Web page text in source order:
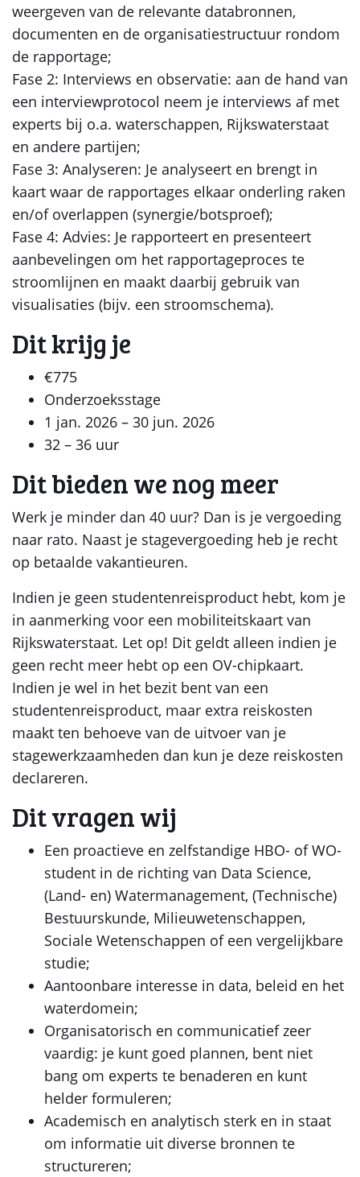
weergeven van de relevante databronnen,
documenten en de organisatiestructuur rondom
de rapportage;
Fase 2: Interviews en observatie: aan de hand van
een interviewprotocol neem je interviews af met
experts bij o.a. waterschappen, Rijkswaterstaat
en andere partijen;
Fase 3: Analyseren: Je analyseert en brengt in
kaart waar de rapportages elkaar onderling raken
en/of overlappen (synergie/botsproef);
Fase 4: Advies: Je rapporteert en presenteert
aanbevelingen om het rapportageproces te
stroomlijnen en maakt daarbij gebruik van
visualisaties (bijv. een stroomschema).
Dit krijg je
€775
Onderzoeksstage
1 jan. 2026 – 30 jun. 2026
32 – 36 uur
Dit bieden we nog meer
Werk je minder dan 40 uur? Dan is je vergoeding
naar rato. Naast je stagevergoeding heb je recht
op betaalde vakantieuren.
Indien je geen studentenreisproduct hebt, kom je
in aanmerking voor een mobiliteitskaart van
Rijkswaterstaat. Let op! Dit geldt alleen indien je
geen recht meer hebt op een OV-chipkaart.
Indien je wel in het bezit bent van een
studentenreisproduct, maar extra reiskosten
maakt ten behoeve van de uitvoer van je
stagewerkzaamheden dan kun je deze reiskosten
declareren.
Dit vragen wij
Een proactieve en zelfstandige HBO- of WO-
student in de richting van Data Science,
(Land- en) Watermanagement, (Technische)
Bestuurskunde, Milieuwetenschappen,
Sociale Wetenschappen of een vergelijkbare
studie;
Aantoonbare interesse in data, beleid en het
waterdomein;
Organisatorisch en communicatief zeer
vaardig: je kunt goed plannen, bent niet
bang om experts te benaderen en kunt
helder formuleren;
Academisch en analytisch sterk en in staat
om informatie uit diverse bronnen te
structureren;